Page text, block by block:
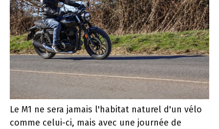
Le M1 ne sera jamais l'habitat naturel d'un vélo
comme celui-ci, mais avec une journée de